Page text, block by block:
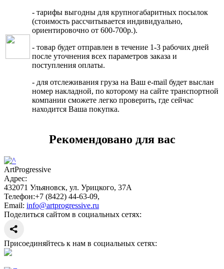
- тарифы выгодны для крупногабаритных посылок
(стоимость рассчитывается индивидуально,
ориентировочно от 600-700р.).
- товар будет отправлен в течение 1-3 рабочих дней
после уточнения всех параметров заказа и
поступления оплаты.
- для отслеживания груза на Ваш e-mail будет выслан
номер накладной, по которому на сайте транспортной
компании сможете легко проверить, где сейчас
находится Ваша покупка.
Рекомендовано для вас
ArtProgressive
Адрес:
432071 Ульяновск, ул. Урицкого, 37А
Телефон:+7 (8422) 44-63-09,
Email: info@artprogressive.ru
Поделиться сайтом в социальных сетях:
Присоединяйтесь к нам в социальных сетях: